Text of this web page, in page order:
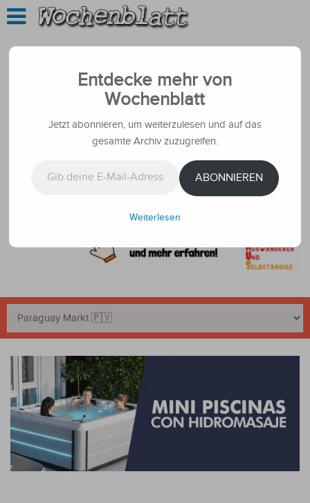
Entdecke mehr von
Wochenblatt
Jetzt abonnieren, um weiterzulesen und auf das
gesamte Archiv zuzugreifen.
ABONNIEREN
Weiterlesen